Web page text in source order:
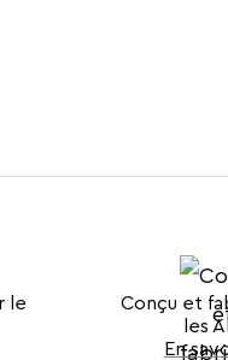
le
Conçu et
les
En